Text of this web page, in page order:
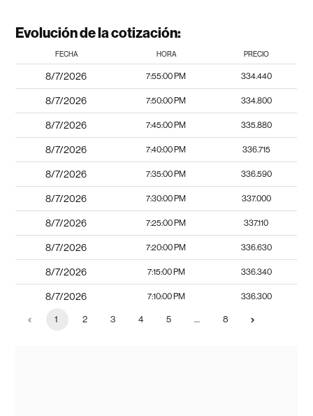
Evolución de la cotización:
FECHA HORA PRECIO
8/7/2026 7:55:00 PM 334.440
8/7/2026 7:50:00 PM 334.800
8/7/2026 7:45:00 PM 335.880
8/7/2026 7:40:00 PM 336.715
8/7/2026 7:35:00 PM 336.590
8/7/2026 7:30:00 PM 337.000
8/7/2026 7:25:00 PM 337.110
8/7/2026 7:20:00 PM 336.630
8/7/2026 7:15:00 PM 336.340
8/7/2026 7:10:00 PM 336.300
1 2 3 4 5 … 8